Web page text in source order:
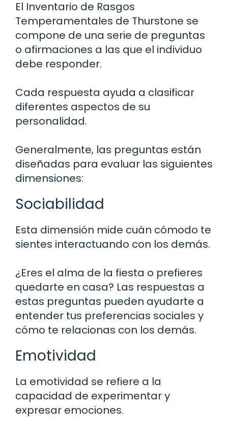
El Inventario de Rasgos
Temperamentales de Thurstone se
compone de una serie de preguntas
o afirmaciones a las que el individuo
debe responder.
Cada respuesta ayuda a clasificar
diferentes aspectos de su
personalidad.
Generalmente, las preguntas están
diseñadas para evaluar las siguientes
dimensiones:
Sociabilidad
Esta dimensión mide cuán cómodo te
sientes interactuando con los demás.
¿Eres el alma de la fiesta o prefieres
quedarte en casa? Las respuestas a
estas preguntas pueden ayudarte a
entender tus preferencias sociales y
cómo te relacionas con los demás.
Emotividad
La emotividad se refiere a la
capacidad de experimentar y
expresar emociones.